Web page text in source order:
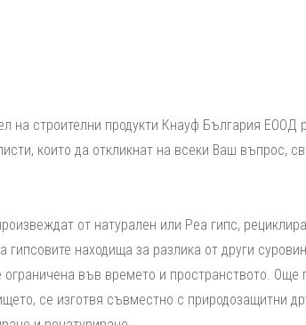
на строителни продукти Кнауф България ЕООД
които да откликнат на всеки Ваш въпрос,
от натурален или Реа гипс,
гипсовите находища за разлика от други
във времето и пространството. Още
се изготвя съвместно с природозащитни